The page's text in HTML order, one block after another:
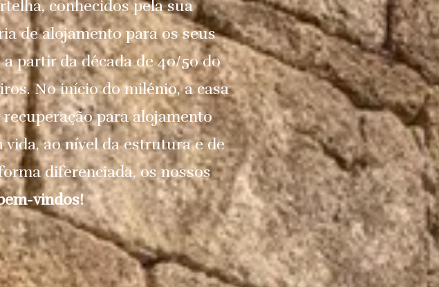
conhecidos pela sua
de alojamento para os seus
partir da década de 40/50 do
No início do milénio, a casa
para alojamento
ao nível da estrutura e de
diferenciada, os nossos
vindos!